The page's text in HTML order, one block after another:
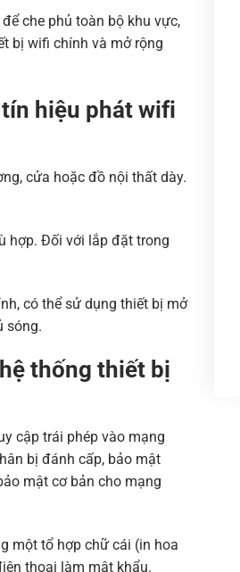
che phủ toàn bộ khu vực,
bị wifi chính và mở rộng
hiệu phát wifi
cửa hoặc đồ nội thất dày.
hợp. Đối với lắp đặt trong
có thể sử dụng thiết bị mở
sóng.
thống thiết bị
cập trái phép vào mạng
bị đánh cấp, bảo mật
mật cơ bản cho mạng
một tổ hợp chữ cái (in hoa
thoại làm mật khẩu.